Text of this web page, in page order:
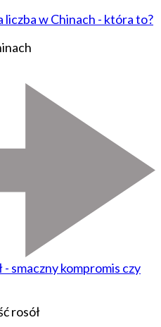
liczba w Chinach - która to?
- smaczny kompromis czy